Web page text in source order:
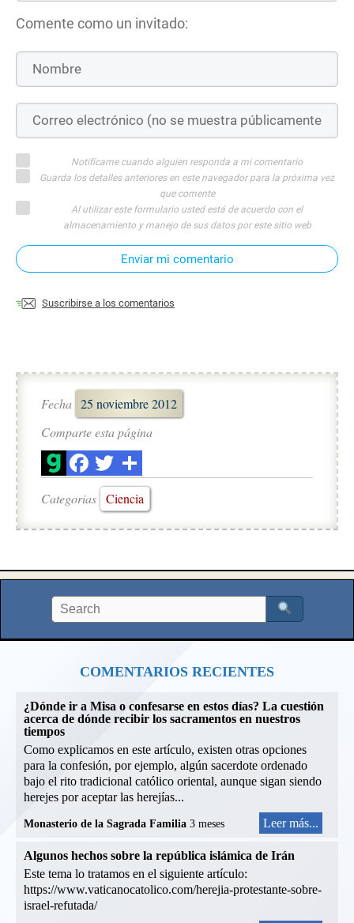
Comente como un invitado:
Notifícame cuando alguien responda a mi comentario
Guarda los detalles anteriores en este navegador para la próxima vez
que comente
Al utilizar este formulario usted está de acuerdo con el
almacenamiento y manejo de sus datos por este sitio web
Enviar mi comentario
Suscribirse a los comentarios
Fecha 25 noviembre 2012
Comparte esta página
Categorias Ciencia
COMENTARIOS RECIENTES
¿Dónde ir a Misa o confesarse en estos días? La cuestión
acerca de dónde recibir los sacramentos en nuestros
tiempos
Como explicamos en este artículo, existen otras opciones
para la confesión, por ejemplo, algún sacerdote ordenado
bajo el rito tradicional católico oriental, aunque sigan siendo
herejes por aceptar las herejías...
Monasterio de la Sagrada Familia 3 meses Leer más...
Algunos hechos sobre la república islámica de Irán
Este tema lo tratamos en el siguiente artículo:
https://www.vaticanocatolico.com/herejia-protestante-sobre-
israel-refutada/